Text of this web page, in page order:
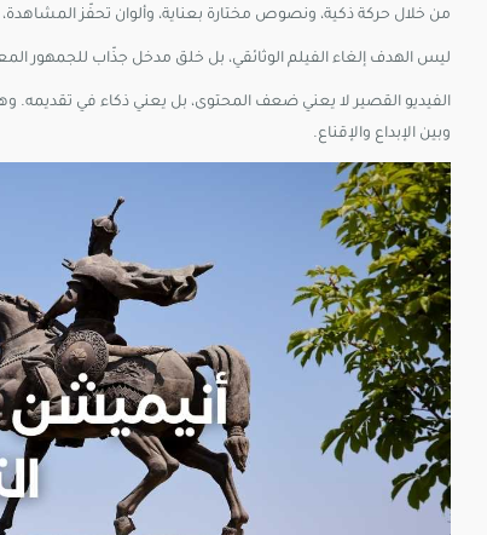
من خلال حركة ذكية، ونصوص مختارة بعناية، وألوان تحفّزالمشاهدة،
ليس الهدف إلغاء الفيلم الوثائقي، بل خلق مدخل جذّاب للجمهور
الفيديو القصيرلا يعني ضعف المحتوى، بل يعني ذكاء في تقديمه.
وبين الإبداع والإقناع.